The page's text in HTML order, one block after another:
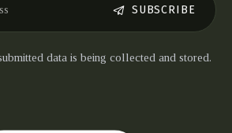
SUBSCRIBE
data is being collected and stored.